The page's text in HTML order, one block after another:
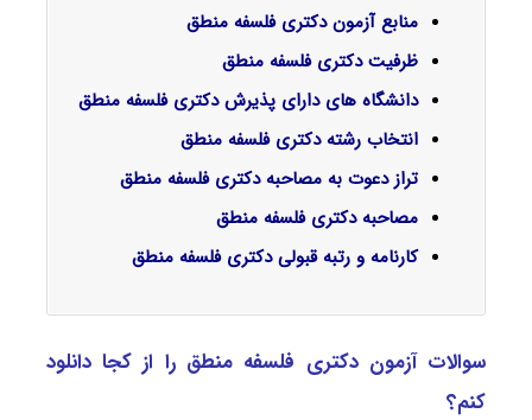
منابع آزمون دکتری فلسفه منطق
ظرفیت دکتری فلسفه منطق
دانشگاه های دارای پذیرش دکتری فلسفه منطق
انتخاب رشته دکتری فلسفه منطق
تراز دعوت به مصاحبه دکتری فلسفه منطق
مصاحبه دکتری فلسفه منطق
کارنامه و رتبه قبولی دکتری فلسفه منطق
سوالات آزمون دکتری فلسفه منطق را از کجا دانلود
کنم؟